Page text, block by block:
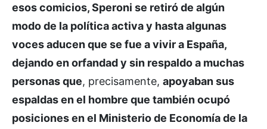
esos comicios, Speroni se retiró de algún
modo de la política activa y hasta algunas
voces aducen que se fue a vivir a España,
dejando en orfandad y sin respaldo a muchas
personas que, precisamente, apoyaban sus
espaldas en el hombre que también ocupó
posiciones en el Ministerio de Economía de la